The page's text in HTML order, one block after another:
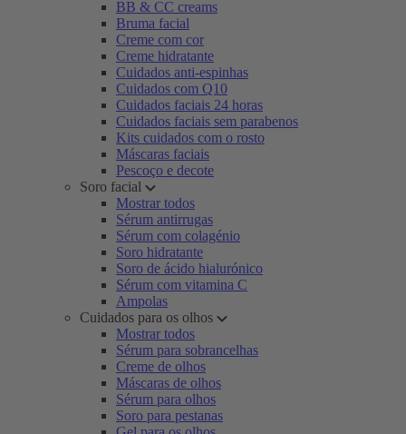
BB & CC creams
Bruma facial
Creme com cor
Creme hidratante
Cuidados anti-espinhas
Cuidados com Q10
Cuidados faciais 24 horas
Cuidados faciais sem parabenos
Kits cuidados com o rosto
Máscaras faciais
Pescoço e decote
Soro facial
Mostrar todos
Sérum antirrugas
Sérum com colagénio
Soro hidratante
Soro de ácido hialurónico
Sérum com vitamina C
Ampolas
Cuidados para os olhos
Mostrar todos
Sérum para sobrancelhas
Creme de olhos
Máscaras de olhos
Sérum para olhos
Soro para pestanas